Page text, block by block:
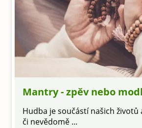
Mantry - zpěv nebo
Hudba je součástí našich životů
či nevědomě ...